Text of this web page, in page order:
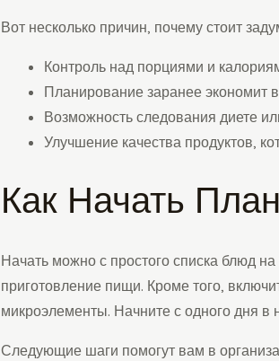
Вот несколько причин, почему стоит
Контроль над порциями и
Планирование заранее экономит
Возможность следования диете
Улучшение качества продуктов,
Как Начать
Начать можно с простого списка блюд
приготовление пищи. Кроме того,
микроэлементы. Начните с одного дня
Следующие шаги помогут вам в